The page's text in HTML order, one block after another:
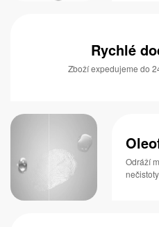
Rychlé
Zboží expedujeme do
Odráží
nečistoty